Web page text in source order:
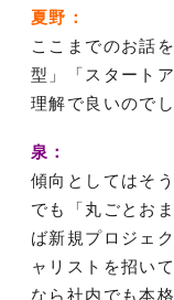
夏野：
ここまでのお話
型」「スタート
理解で良いのでし
泉：
傾向としてはそ
でも「丸ごとお
ば新規プロジェ
ャリストを招い
なら社内でも本